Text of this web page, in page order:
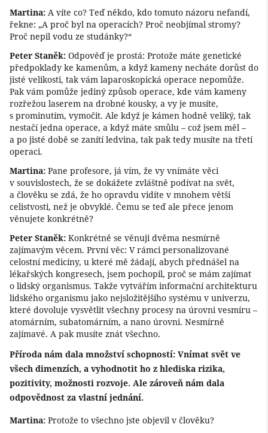
Martina: A víte co? Teď někdo, kdo tomuto názoru nefandí,
řekne: „A proč byl na operacích? Proč neobjímal stromy?
Proč nepil vodu ze studánky?“
Peter Staněk: Odpověď je prostá: Protože máte genetické
předpoklady ke kamenům, a když kameny necháte dorůst do
jisté velikosti, tak vám laparoskopická operace nepomůže.
Pak vám pomůže jediný způsob operace, kde vám kameny
rozřežou laserem na drobné kousky, a vy je musíte,
s prominutím, vymočit. Ale když je kámen hodně veliký, tak
nestačí jedna operace, a když máte smůlu – což jsem měl –
a po jisté době se zanítí ledvina, tak pak tedy musíte na třetí
operaci.
Martina: Pane profesore, já vím, že vy vnímáte věci
v souvislostech, že se dokážete zvláštně podívat na svět,
a člověku se zdá, že ho opravdu vidíte v mnohem větší
celistvosti, než je obvyklé. Čemu se teď ale přece jenom
věnujete konkrétně?
Peter Staněk: Konkrétně se věnuji dvěma nesmírně
zajímavým věcem. První věc: V rámci personalizované
celostní medicíny, u které mě žádají, abych přednášel na
lékařských kongresech, jsem pochopil, proč se mám zajímat
o lidský organismus. Takže vytvářím informační architekturu
lidského organismu jako nejsložitějšího systému v univerzu,
které dovoluje vysvětlit všechny procesy na úrovni vesmíru –
atomárním, subatomárním, a nano úrovni. Nesmírně
zajímavé. A pak musíte znát všechno.
Příroda nám dala množství schopností: Vnímat svět ve
všech dimenzích, a vyhodnotit ho z hlediska rizika,
pozitivity, možnosti rozvoje. Ale zároveň nám dala
odpovědnost za vlastní jednání.
Martina: Protože to všechno jste objevil v člověku?